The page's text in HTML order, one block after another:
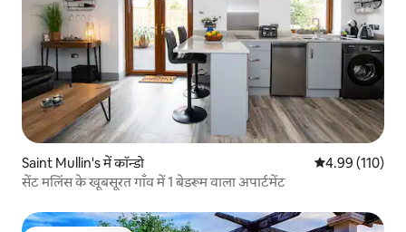
Saint Mullin's में कॉन्डो औसत रेटिंग 5 में से
4.99 (110)
सेंट मलिंस के खूबसूरत गाँव में 1 बेडरूम वाला अपार्टमेंट